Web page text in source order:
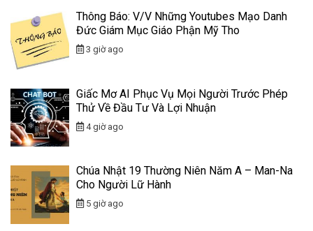
Thông Báo: V/v Những Youtubes Mạo Danh
Đức Giám Mục Giáo Phận Mỹ Tho
3 giờ ago
Giấc Mơ AI Phục Vụ Mọi Người Trước Phép
Thử Về Đầu Tư Và Lợi Nhuận
4 giờ ago
Chúa Nhật 19 Thường Niên Năm A – Man-Na
Cho Người Lữ Hành
5 giờ ago